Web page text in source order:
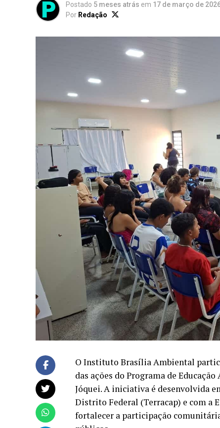
Postado 5 meses atrás em 17 de março de
Por Redação
O Instituto Brasília Ambiental
das ações do Programa de
Jóquei. A iniciativa é desenvolvida
Distrito Federal (Terracap) e com a
fortalecer a participação